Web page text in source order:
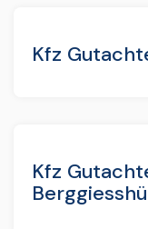
Kfz
Kfz